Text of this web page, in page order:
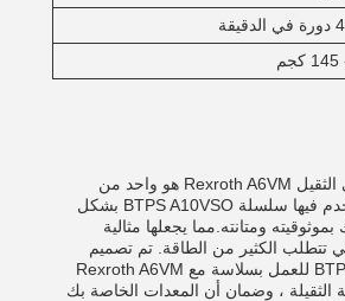
المحرك الهيدروليكي الثقيل Rexroth A6VM هو واحد من
التطبيقات التي تستخدم فيها سلسلة BTPS A10VSO بشكل
ومتانته.مما يجعلها مثالية
تتطلب الكثير من الطاقة. تم تصميم
سلسلة BTPS A10VSO للعمل بسلاسة مع Rexroth A6VM
الثقيلة ، وضمان أن المعدات الخاصة بك